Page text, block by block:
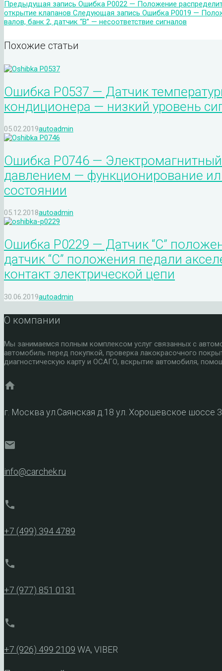
Предыдущая запись Ошибка P0022 — Положение
открытие клапанов Следующая запись Ошибка P0019 —
валов, банк 2, датчик “B” — несоответствие сигналов
Похожие статьи
Ошибка P0537 — Датчик
кондиционера — низкий уровень
05.02.2019autoadmin
Ошибка P0746 — Электромагнитный
давлением — функционирование
состоянии
05.12.2018autoadmin
Ошибка P0229 — Датчик “C”
датчик “C” положения педали
контакт электрической цепи
30.06.2019autoadmin
О компании
Мы занимаемся полным комплексом услуг связанных с
автомобиль перед покупкой, проверка лакокрасочного
диагностическую карту и ОСАГО, вскрытие автомобиля,
home
г. Москва ул.Саянская д.18 ул. Хорошевское шоссе
mail
info@carchek.ru
phone
+7 (499) 394 4789
phone
+7 (977) 851 0131
phone
+7 (926) 499 2109 WA, VIBER